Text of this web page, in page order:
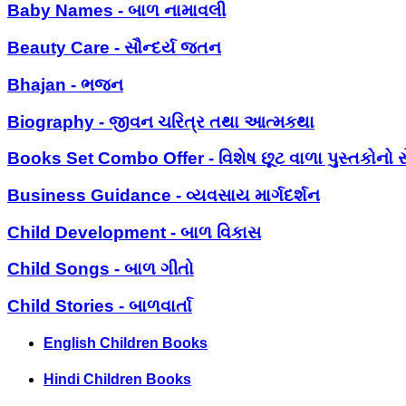
Baby Names - બાળ નામાવલી
Beauty Care - સૌન્દર્ય જતન
Bhajan - ભજન
Biography - જીવન ચરિત્ર તથા આત્મકથા
Books Set Combo Offer - વિશેષ છૂટ વાળા પુસ્તકોનો
Business Guidance - વ્યવસાય માર્ગદર્શન
Child Development - બાળ વિકાસ
Child Songs - બાળ ગીતો
Child Stories - બાળવાર્તા
English Children Books
Hindi Children Books